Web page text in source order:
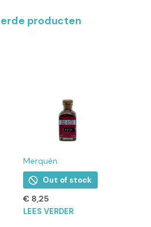
producten
Merquén
Out of stock
€ 8,25
LEES VERDER